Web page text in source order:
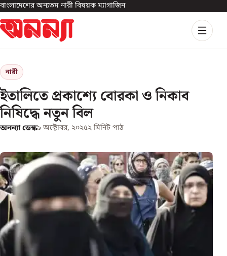
বাংলাদেশের অন্যতম নারী বিষয়ক ম্যাগাজিন
নারী
ইতালিতে প্রকাশ্যে বোরকা ও নিকাব
নিষিদ্ধে নতুন বিল
অনন্যা ডেস্ক৯ অক্টোবর, ২০২৫২ মিনিট পাঠ